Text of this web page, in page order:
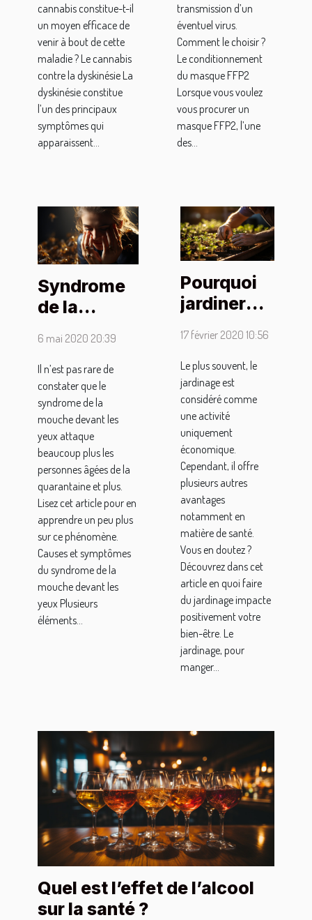
cannabis constitue-t-il
un moyen efficace de
venir à bout de cette
maladie ? Le cannabis
contre la dyskinésie La
dyskinésie constitue
l’un des principaux
symptômes qui
apparaissent...
transmission d’un
éventuel virus.
Comment le choisir ?
Le conditionnement
du masque FFP2
Lorsque vous voulez
vous procurer un
masque FFP2, l’une
des...
Syndrome
de la
devant les
yeux :
causes,
symptômes
et
traitements
6 mai 2020 20:39
Il n’est pas rare de
constater que le
syndrome de la
mouche devant les
yeux attaque
beaucoup plus les
personnes âgées de la
quarantaine et plus.
Lisez cet article pour en
apprendre un peu plus
sur ce phénomène.
Causes et symptômes
du syndrome de la
mouche devant les
yeux Plusieurs
éléments...
Pourquoi
jardiner
bénéfique
pour la
santé ?
17 février 2020 10:56
Le plus souvent, le
jardinage est
considéré comme
une activité
uniquement
économique.
Cependant, il offre
plusieurs autres
avantages
notamment en
matière de santé.
Vous en doutez ?
Découvrez dans cet
article en quoi faire
du jardinage impacte
positivement votre
bien-être. Le
jardinage, pour
manger...
Quel est l’effet de l’alcool
sur la santé ?